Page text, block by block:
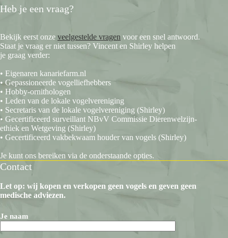
Heb je een vraag?
Bekijk eerst onze veelgestelde vragen voor een snel antwoord.
Staat je vraag er niet tussen? Vincent en Shirley helpen
je graag verder:
• Eigenaren kanariefarm.nl
• Gepassioneerde vogelliefhebbers
• Hobby-ornithologen
• Leden van de lokale vogelvereniging
• Secretaris van de lokale vogelvereniging (Shirley)
• Gecertificeerd surveillant NBvV Commissie Dierenwelzijn-
ethiek en Wetgeving (Shirley)
• Gecertificeerd vakbekwaam houder van vogels (Shirley)
Je kunt ons bereiken via de onderstaande opties.
Contact
Let op: wij kopen en verkopen geen vogels en geven geen
medische adviezen.
Je naam